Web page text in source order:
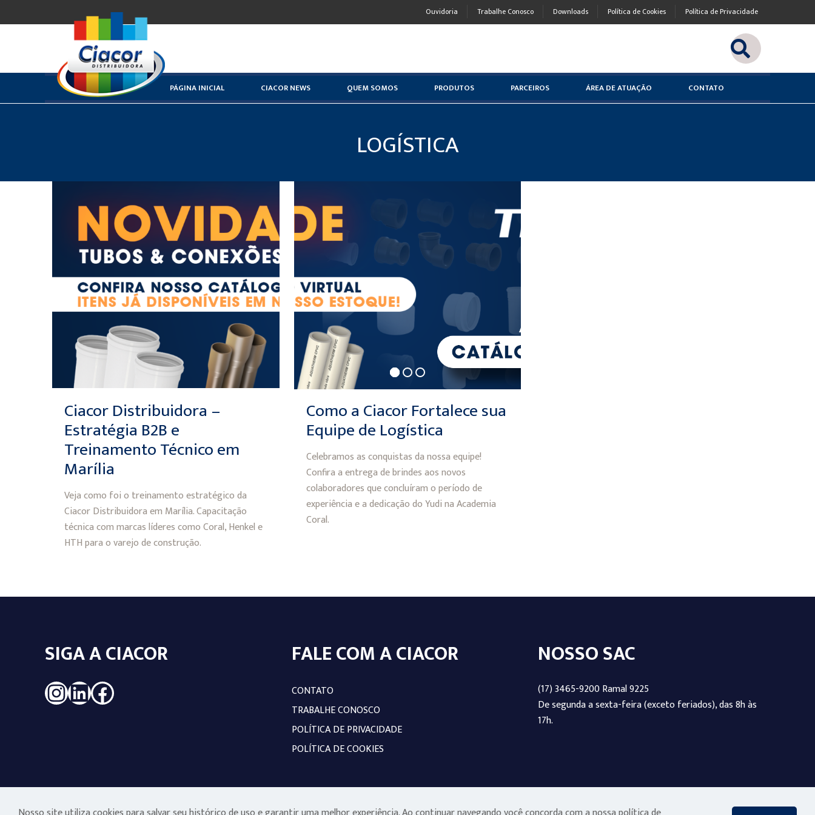
Ouvidoria Trabalhe Conosco Downloads Política de Cookies Política de Privacidade
PÁGINA INICIAL CIACOR NEWS QUEM SOMOS PRODUTOS PARCEIROS ÁREA DE ATUAÇÃO CONTATO
LOGÍSTICA
Ciacor Distribuidora –
Estratégia B2B e
Treinamento Técnico em
Marília
Veja como foi o treinamento estratégico da
Ciacor Distribuidora em Marília. Capacitação
técnica com marcas líderes como Coral, Henkel e
HTH para o varejo de construção.
Como a Ciacor Fortalece sua
Equipe de Logística
Celebramos as conquistas da nossa equipe!
Confira a entrega de brindes aos novos
colaboradores que concluíram o período de
experiência e a dedicação do Yudi na Academia
Coral.
SIGA A CIACOR
Instagram
LinkedIn
Facebook
FALE COM A CIACOR
CONTATO
TRABALHE CONOSCO
POLÍTICA DE PRIVACIDADE
POLÍTICA DE COOKIES
NOSSO SAC
(17) 3465-9200 Ramal 9225
De segunda a sexta-feira (exceto feriados), das 8h às
17h.